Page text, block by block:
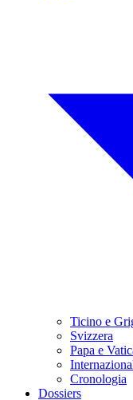
Ticino e
Svizzera
Papa e
Cronologia
Dossiers